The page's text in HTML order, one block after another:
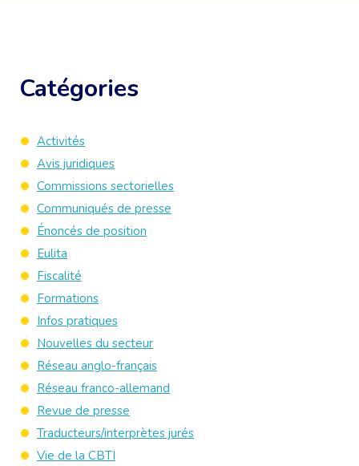
Catégories
Activités
Avis juridiques
Commissions sectorielles
Communiqués de presse
Énoncés de position
Eulita
Fiscalité
Formations
Infos pratiques
Nouvelles du secteur
Réseau anglo-français
Réseau franco-allemand
Revue de presse
Traducteurs/interprètes jurés
Vie de la CBTI